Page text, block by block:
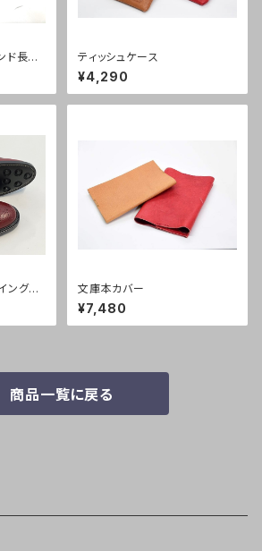
ド長財
ティッシュケース
¥4,290
ングチ
ーシ
文庫本カバー
¥7,480
商品一覧に戻る